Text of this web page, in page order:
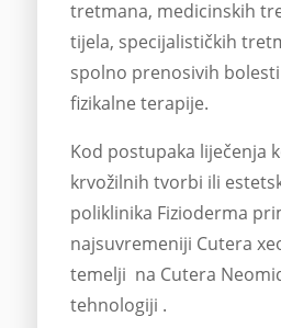
tretmana, medicinskih
tijela, specijalističkih
spolno prenosivih
fizikalne terapije.
Kod postupaka liječenja
krvožilnih tvorbi ili
poliklinika Fizioderma
najsuvremeniji Cutera
temelji na Cutera
tehnologiji .